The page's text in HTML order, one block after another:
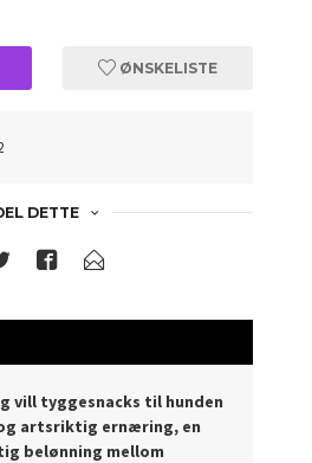
ØNSKELISTE
DETTE
vill tyggesnacks til hunden
artsriktig ernæring, en
belønning mellom